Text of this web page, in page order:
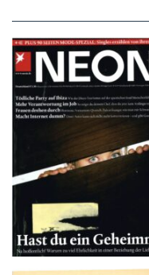
NEON – OKTOBER
2008